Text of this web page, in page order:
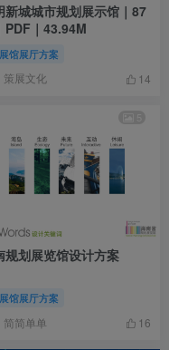
新城城市规划展示馆｜87
PDF｜43.94M
展馆展厅方案
策展文化 14
规划展览馆设计方案
展馆展厅方案
简简单单 16